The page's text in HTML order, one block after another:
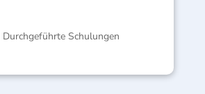
Durchgeführte Schulungen